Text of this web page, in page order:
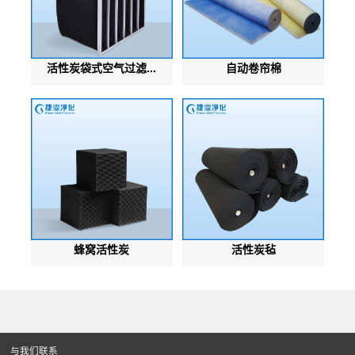
活性炭袋式空气过滤... 自动卷帘棉
蜂窝活性炭 活性炭毡
与我们联系